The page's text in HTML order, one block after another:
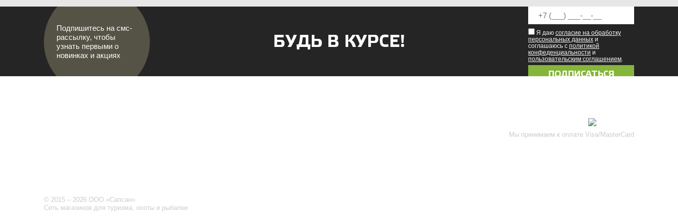
Подпишитесь на смс-
рассылку, чтобы
узнать первыми о
новинках и акциях
БУДЬ В КУРСЕ! Я даю согласие на обработку
персональных данных и
соглашаюсь с политикой
конфеденциальности и
пользовательским соглашением.
© 2015 – 2026 ООО «Сапсан»
Сеть магазинов для туризма, охоты и рыбалки
Мы принимаем к оплате Visa/MasterCard